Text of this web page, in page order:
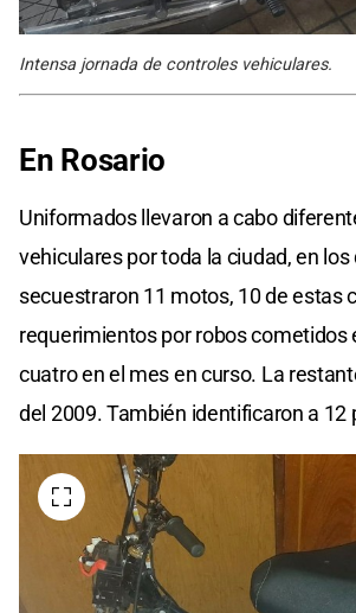
Intensa jornada de controles vehiculares.
En Rosario
Uniformados llevaron a cabo
vehiculares por toda la ciudad, en los
secuestraron 11 motos, 10 de estas
requerimientos por robos cometidos
cuatro en el mes en curso. La
del 2009. También identificaron a 12